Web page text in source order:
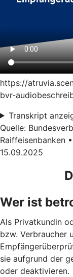
https://
bvr-
Transkript
Quelle:
Raiffeisenbanken
15.09.2025
Wer ist
Als Privatkundin
bzw. Verbraucher
sie aufgrund der
oder deaktivieren.